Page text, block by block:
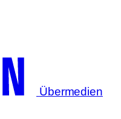
Übermedien